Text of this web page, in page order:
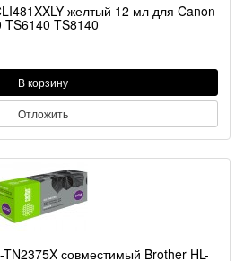
желтый 12 мл для Canon
TS6140 TS8140
В корзину
Отложить
совместимый Brother HL-